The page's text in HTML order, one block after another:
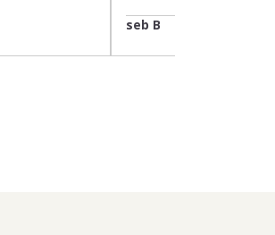
seb B